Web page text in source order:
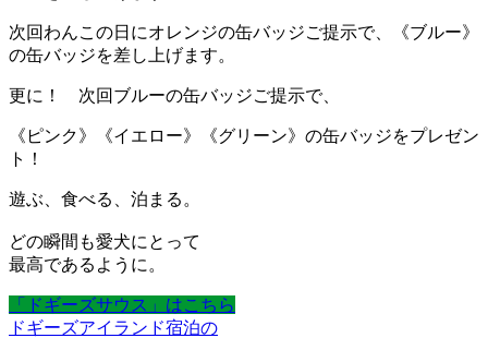
次回わんこの日にオレンジの缶バッジご提示で、《ブルー》
の缶バッジを差し上げます。
更に！ 次回ブルーの缶バッジご提示で、
《ピンク》《イエロー》《グリーン》の缶バッジをプレゼン
ト！
遊ぶ、食べる、泊まる。
どの瞬間も愛犬にとって
最高であるように。
「ドギーズサウス」はこちら
ドギーズアイランド宿泊の